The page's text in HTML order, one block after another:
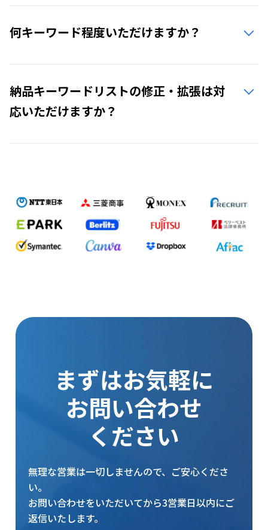
何キーワード程度いただけますか？
納品キーワードリストの修正・拡張は対
応いただけますか？
まずはお気軽に
お問い合わせ
ください
無理な営業は一切しませんので、ご安心くださ
い。
お問い合わせをいただいてから3営業日以内にご
返信いたします。